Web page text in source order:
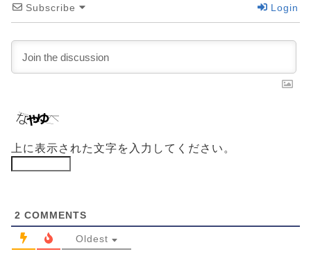
Subscribe Login
上に表示された文字を入力してください。
2 COMMENTS
Oldest